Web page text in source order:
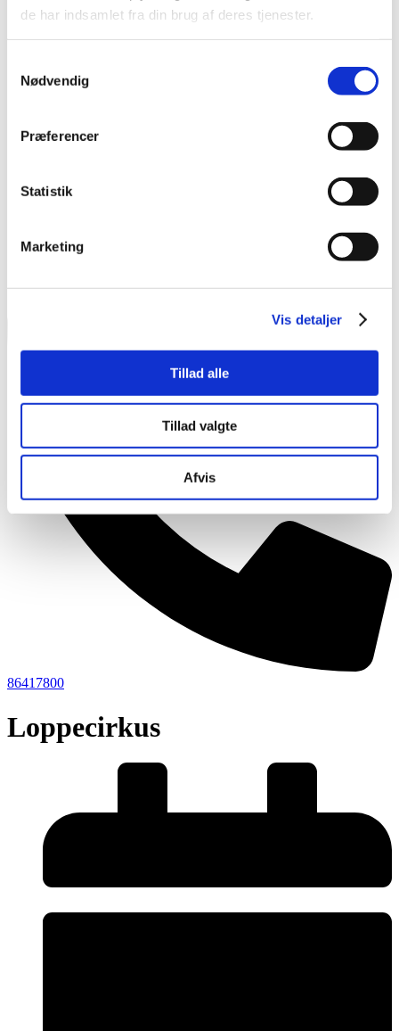
de har indsamlet fra din brug af deres tjenester.
Nødvendig
Præferencer
Statistik
Marketing
Vis detaljer
Tillad alle
Tillad valgte
Afvis
86417800
Loppecirkus